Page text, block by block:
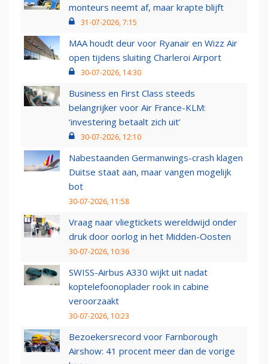
monteurs neemt af, maar krapte blijft
31-07-2026, 7:15
MAA houdt deur voor Ryanair en Wizz Air
open tijdens sluiting Charleroi Airport
30-07-2026, 14:30
Business en First Class steeds
belangrijker voor Air France-KLM:
‘investering betaalt zich uit’
30-07-2026, 12:10
Nabestaanden Germanwings-crash klagen
Duitse staat aan, maar vangen mogelijk
bot
30-07-2026, 11:58
Vraag naar vliegtickets wereldwijd onder
druk door oorlog in het Midden-Oosten
30-07-2026, 10:36
SWISS-Airbus A330 wijkt uit nadat
koptelefoonoplader rook in cabine
veroorzaakt
30-07-2026, 10:23
Bezoekersrecord voor Farnborough
Airshow: 41 procent meer dan de vorige